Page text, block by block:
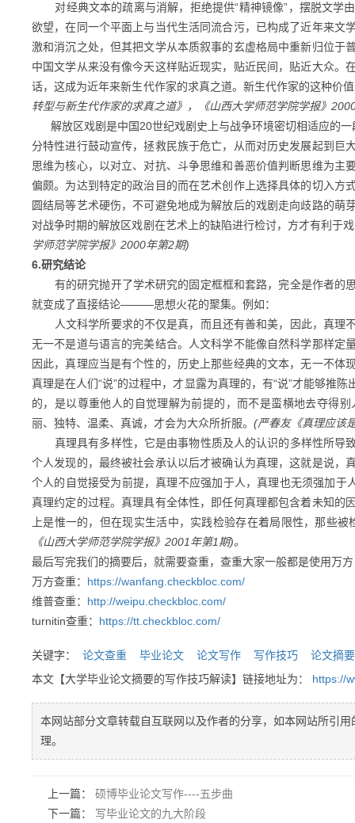
对经典文本的疏离与消解，拒绝提供“精神镜像”，摆脱文学
欲望，在同一个平面上与当代生活同流合污，已构成了近年来文
激和消沉之处，但其把文学从本质叙事的玄虚格局中重新归位于
中国文学从来没有像今天这样贴近现实，贴近民间，贴近大众
话，这成为近年来新生代作家的求真之道。新生代作家的这种价
转型与新生代作家的求真之道》，《山西大学师范学院学报》
解放区戏剧是中国20世纪戏剧史上与战争环境密切相适应的
分特性进行鼓动宣传，拯救民族于危亡，从而对历史发展起到巨
思维为核心，以对立、对抗、斗争思维和善恶价值判断思维为
偏颇。为达到特定的政治目的而在艺术创作上选择具体的切入方
圆结局等艺术硬伤，不可避免地成为解放后的戏剧走向歧路的
对战争时期的解放区戏剧在艺术上的缺陷进行检讨，方才有利于
学师范学院学报》2000年第2期)
6.研究结论
有的研究抛开了学术研究的固定框框和套路，完全是作者的
就变成了直接结论———思想火花的聚集。例如：
人文科学所要求的不仅是真，而且还有善和美，因此，真理
无一不是道与语言的完美结合。人文科学不能像自然科学那样定
因此，真理应当是有个性的，历史上那些经典的文本，无一不
真理是在人们“说”的过程中，才显露为真理的，有“说”才能够推
的，是以尊重他人的自觉理解为前提的，而不是蛮横地去夺得
丽、独特、温柔、真诚，才会为大众所折服。 (严春友《真理应该
真理具有多样性，它是由事物性质及人的认识的多样性所导
个人发现的，最终被社会承认以后才被确认为真理，这就是说，
个人的自觉接受为前提，真理不应强加于人，真理也无须强加于
真理约定的过程。真理具有全体性，即任何真理都包含着未知的
上是惟一的，但在现实生活中，实践检验存在着局限性，那些
《山西大学师范学院学报》2001年第1期)。
最后写完我们的摘要后，就需要查重，查重大家一般都是使用万
万方查重： https://wanfang.checkbloc.com/
维普查重： http://weipu.checkbloc.com/
turnitin查重： https://tt.checkbloc.com/
关键字： 论文查重 毕业论文 论文写作 写作技巧
论文摘要
本文【大学毕业论文摘要的写作技巧解读】链接地址为： https://
本网站部分文章转载自互联网以及作者的分享，如本网站所引
理。
上一篇： 硕博毕业论文写作----五步曲
下一篇： 写毕业论文的九大阶段